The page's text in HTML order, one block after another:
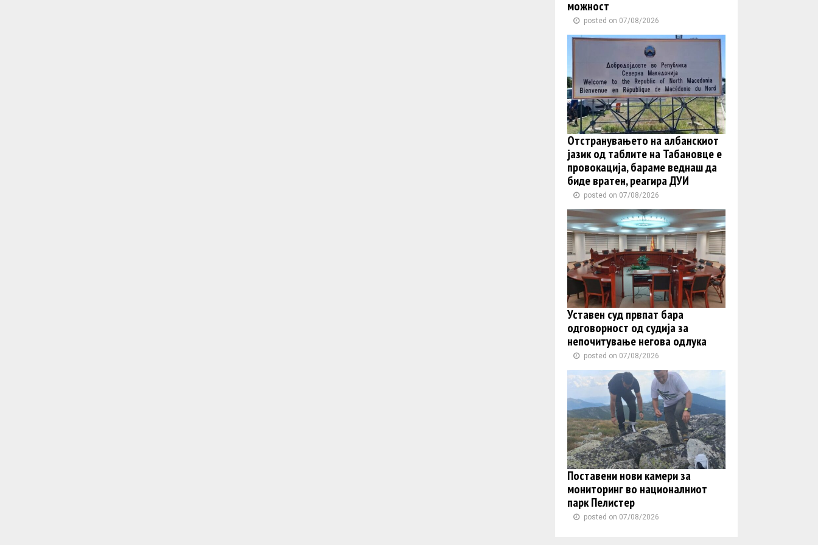
можност
posted on 07/08/2026
Отстранувањето на албанскиот
јазик од таблите на Табановце е
провокација, бараме веднаш да
биде вратен, реагира ДУИ
posted on 07/08/2026
Уставен суд првпат бара
одговорност од судија за
непочитување негова одлука
posted on 07/08/2026
Поставени нови камери за
мониторинг во националниот
парк Пелистер
posted on 07/08/2026